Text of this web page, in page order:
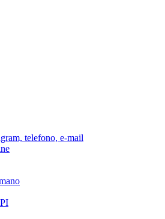
telefono, e-mail